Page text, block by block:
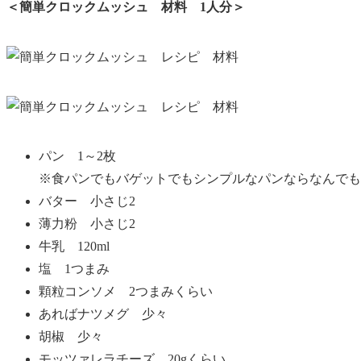
＜簡単クロックムッシュ 材料 1人分＞
パン 1～2枚
※食パンでもバゲットでもシンプルなパンならなんで
バター 小さじ2
薄力粉 小さじ2
牛乳 120ml
塩 1つまみ
顆粒コンソメ 2つまみくらい
あればナツメグ 少々
胡椒 少々